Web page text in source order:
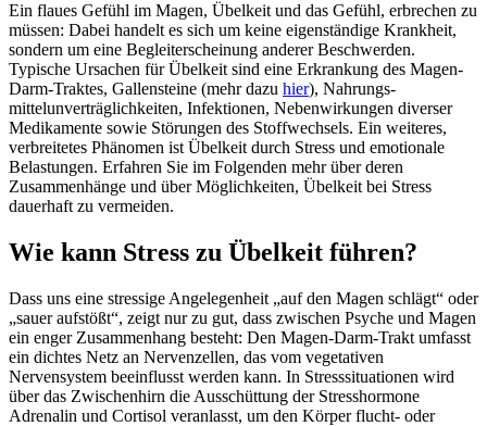
Ein flaues Gefühl im Magen, Übelkeit und das Gefühl, erbrechen zu
müssen: Dabei handelt es sich um keine eigenständige Krankheit,
sondern um eine Begleiterscheinung anderer Beschwerden.
Typische Ursachen für Übelkeit sind eine Erkrankung des Magen-
Darm-Traktes, Gallensteine (mehr dazu hier), Nahrungs-
mittelunverträglichkeiten, Infektionen, Nebenwirkungen diverser
Medikamente sowie Störungen des Stoffwechsels. Ein weiteres,
verbreitetes Phänomen ist Übelkeit durch Stress und emotionale
Belastungen. Erfahren Sie im Folgenden mehr über deren
Zusammenhänge und über Möglichkeiten, Übelkeit bei Stress
dauerhaft zu vermeiden.
Wie kann Stress zu Übelkeit führen?
Dass uns eine stressige Angelegenheit „auf den Magen schlägt“ oder
„sauer aufstößt“, zeigt nur zu gut, dass zwischen Psyche und Magen
ein enger Zusammenhang besteht: Den Magen-Darm-Trakt umfasst
ein dichtes Netz an Nervenzellen, das vom vegetativen
Nervensystem beeinflusst werden kann. In Stresssituationen wird
über das Zwischenhirn die Ausschüttung der Stresshormone
Adrenalin und Cortisol veranlasst, um den Körper flucht- oder